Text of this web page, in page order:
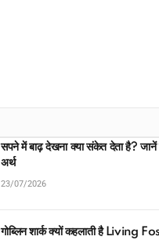
सपने में बाढ़ देखना क्या संकेत देता है?
अर्थ
23/07/2026
गोब्लिन शार्क क्यों कहलाती है Living